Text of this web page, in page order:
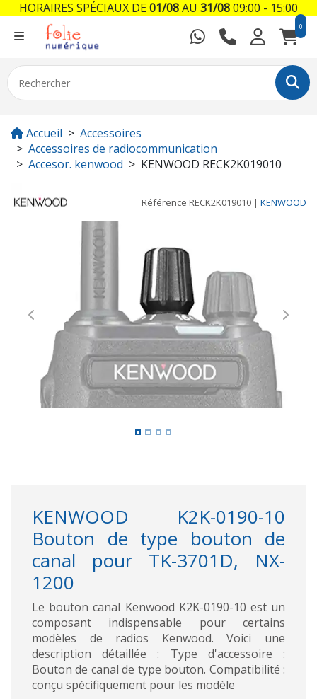
0
Accueil
Accessoires
Accessoires de radiocommunication
Accesor. kenwood
KENWOOD RECK2K019010
Référence RECK2K019010 | KENWOOD
Previous Next
KENWOOD K2K-0190-10
Bouton de type bouton de
canal pour TK-3701D, NX-
1200
Le bouton canal Kenwood K2K-0190-10 est un
composant indispensable pour certains
modèles de radios Kenwood. Voici une
description détaillée : Type d'accessoire :
Bouton de canal de type bouton. Compatibilité :
conçu spécifiquement pour les modèle
HORAIRES SPÉCIAUX DE01/08AU 31/0809:00 - 15:00